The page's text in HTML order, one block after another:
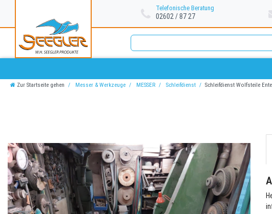
Telefonische Beratung
02602 / 87 27
Zur Startseite gehen Messer & Werkzeuge MESSER Schleifdienst Schleifdienst Wolfsteile